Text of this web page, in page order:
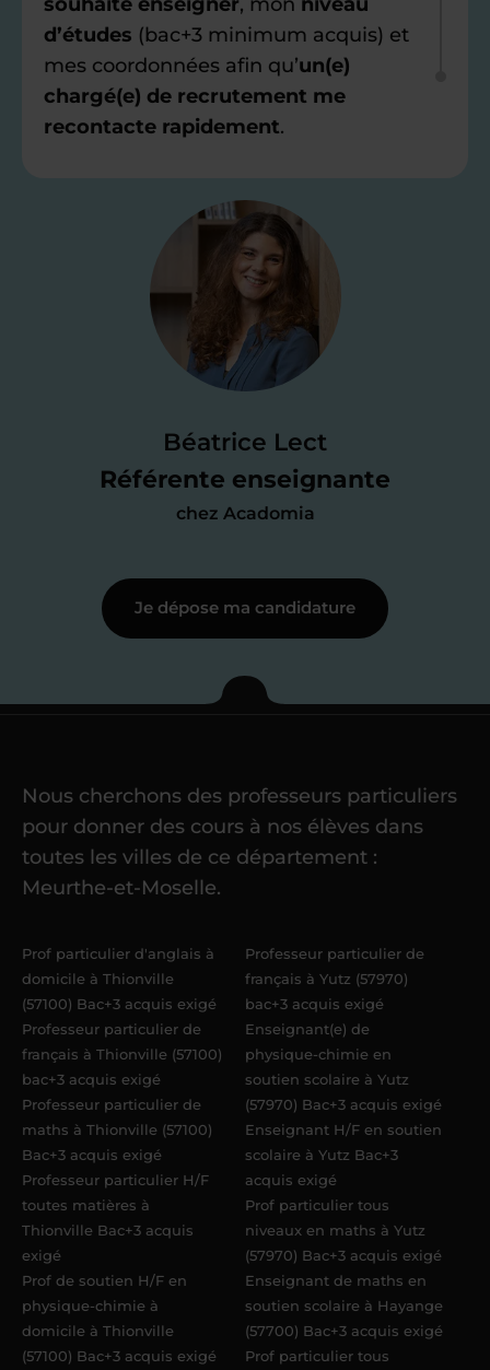
Béatrice Lect
Référente enseignante
chez Acadomia
d’études (bac+3 minimum acquis) et
mes coordonnées afin qu’un(e)
chargé(e) de recrutement me
recontacte rapidement.
Je valide ma
candidature
test de 15 minutes
des programmes scolaires(et pouvoir
me mettre à jour au besoin) et
j’échange en direct avec un chargé de
Étape 3
Je commence mes
Une fois ma candidature validée,mon
référent me confie mes premiers
élèvesdans un délai de6 jours
maximum. Me voilà enseignant(e)
Je dépose ma candidature
Nous cherchons des professeurs particuliers
pour donner des cours à nos élèves dans
toutes les villes de ce département :
Meurthe-et-Moselle.
Prof particulier d'anglais à
domicile à Thionville
(57100) Bac+3 acquis exigé
Professeur particulier de
français à Thionville (57100)
bac+3 acquis exigé
Professeur particulier de
maths à Thionville (57100)
Bac+3 acquis exigé
Professeur particulier H/F
toutes matières à
Thionville Bac+3 acquis
exigé
Prof de soutien H/F en
physique-chimie à
domicile à Thionville
(57100) Bac+3 acquis exigé
Professeur particulier de
français à Yutz (57970)
bac+3 acquis exigé
Enseignant(e) de
physique-chimie en
soutien scolaire à Yutz
(57970) Bac+3 acquis exigé
Enseignant H/F en soutien
scolaire à Yutz Bac+3
acquis exigé
Prof particulier tous
niveaux en maths à Yutz
(57970) Bac+3 acquis exigé
Enseignant de maths en
soutien scolaire à Hayange
(57700) Bac+3 acquis exigé
Prof particulier tous